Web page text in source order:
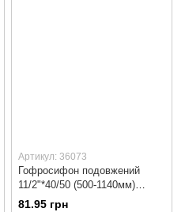
Артикул: 36073
Гофросифон подовжений
11/2"*40/50 (500-1140мм)
SN14000014 Krono
81.95 грн